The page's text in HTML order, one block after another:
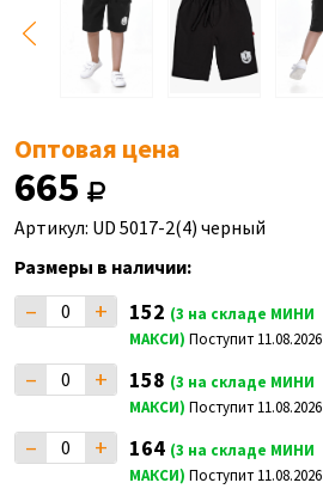
Оптовая цена
665
Артикул: UD 5017-2(4) черный
Размеры в наличии:
– + 152 (3 на складе МИНИ
МАКСИ) Поступит 11.08.2026
– + 158 (3 на складе МИНИ
МАКСИ) Поступит 11.08.2026
– + 164 (3 на складе МИНИ
МАКСИ) Поступит 11.08.2026